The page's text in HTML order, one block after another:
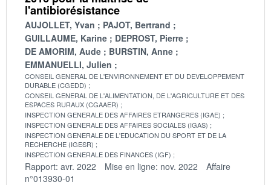
l'antibiorésistance
AUJOLLET, Yvan
PAJOT, Bertrand
GUILLAUME, Karine
DEPROST, Pierre
DE AMORIM, Aude
BURSTIN, Anne
EMMANUELLI, Julien
CONSEIL GENERAL DE L'ENVIRONNEMENT ET DU DEVELOPPEMENT
DURABLE (CGEDD)
CONSEIL GENERAL DE L'ALIMENTATION, DE L'AGRICULTURE ET DES
ESPACES RURAUX (CGAAER)
INSPECTION GENERALE DES AFFAIRES ETRANGERES (IGAE)
INSPECTION GENERALE DES AFFAIRES SOCIALES (IGAS)
INSPECTION GENERALE DE L'EDUCATION DU SPORT ET DE LA
RECHERCHE (IGESR)
INSPECTION GENERALE DES FINANCES (IGF)
Rapport: avr. 2022 Mise en ligne: nov. 2022
Affaire
n°013930-01